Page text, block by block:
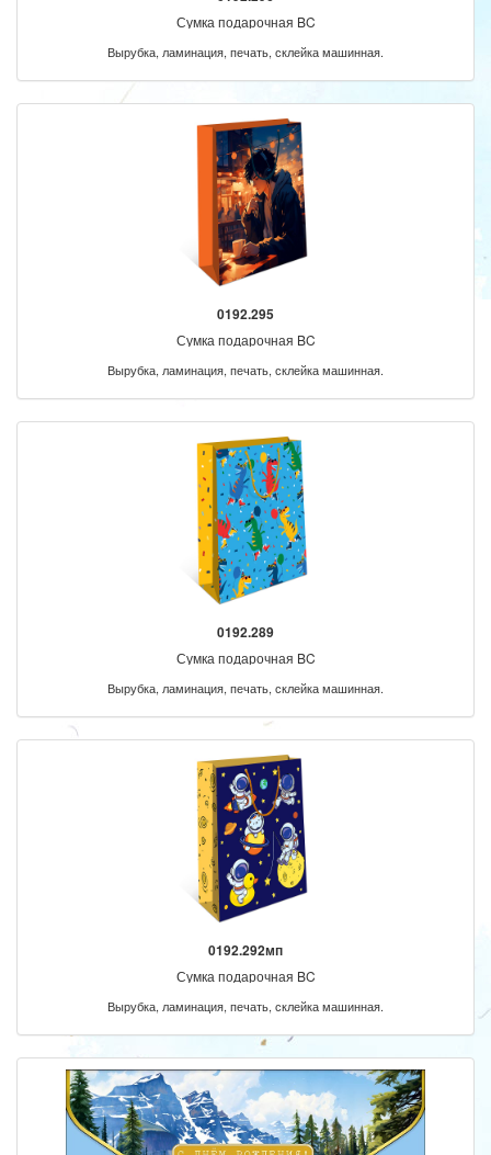
Сумка подарочная BC
Вырубка, ламинация, печать, склейка машинная.
0192.295
Сумка подарочная BC
Вырубка, ламинация, печать, склейка машинная.
0192.289
Сумка подарочная BC
Вырубка, ламинация, печать, склейка машинная.
0192.292мп
Сумка подарочная BC
Вырубка, ламинация, печать, склейка машинная.